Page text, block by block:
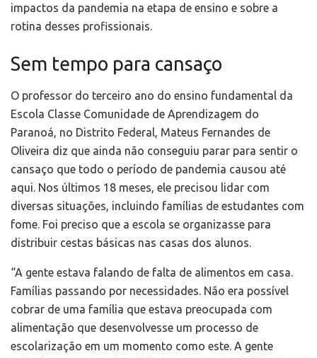
impactos da pandemia na etapa de ensino e sobre a
rotina desses profissionais.
Sem tempo para cansaço
O professor do terceiro ano do ensino fundamental da
Escola Classe Comunidade de Aprendizagem do
Paranoá, no Distrito Federal, Mateus Fernandes de
Oliveira diz que ainda não conseguiu parar para sentir o
cansaço que todo o período de pandemia causou até
aqui. Nos últimos 18 meses, ele precisou lidar com
diversas situações, incluindo famílias de estudantes com
fome. Foi preciso que a escola se organizasse para
distribuir cestas básicas nas casas dos alunos.
“A gente estava falando de falta de alimentos em casa.
Famílias passando por necessidades. Não era possível
cobrar de uma família que estava preocupada com
alimentação que desenvolvesse um processo de
escolarização em um momento como este. A gente